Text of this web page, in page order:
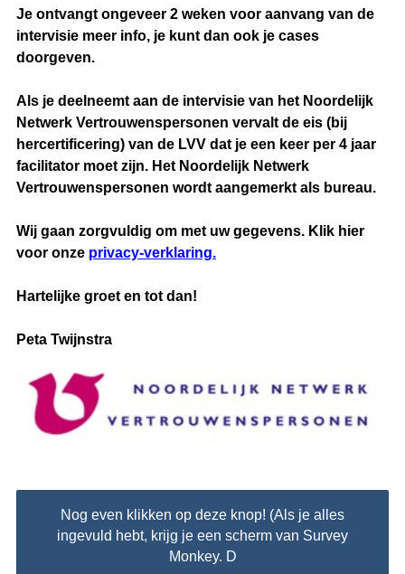
Je ontvangt ongeveer 2 weken voor aanvang van de
intervisie meer info, je kunt dan ook je cases
doorgeven.
Als je deelneemt aan de intervisie van het Noordelijk
Netwerk Vertrouwenspersonen vervalt de eis (bij
hercertificering) van de LVV dat je een keer per 4 jaar
facilitator moet zijn. Het Noordelijk Netwerk
Vertrouwenspersonen wordt aangemerkt als bureau.
Wij gaan zorgvuldig om met uw gegevens. Klik hier
voor onze privacy-verklaring.
Hartelijke groet en tot dan!
Peta Twijnstra
Nog even klikken op deze knop! (Als je alles
ingevuld hebt, krijg je een scherm van Survey
Monkey. D